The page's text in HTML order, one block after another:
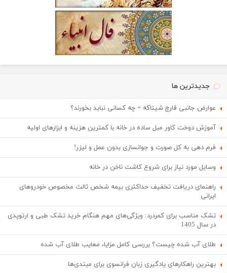
جدیدترین ها
عوارض جانبی قارچ شیتاکه + چه کسانی نباید بخورند؟
آموزش دوخت کاور مبل ساده در خانه با کمترین هزینه و ابزارهای اولیه
فرم دهی به کل صورت و جوانسازی بدون عمل و لیزر!
وسایل مورد نیاز برای شروع کاشت ناخن در خانه
راهنمای دریافت تخفیف حداکثری بیمه شخص ثالث مخصوص خودروهای
ایرانی
تشک مناسب برای کمردرد: ویژگی‌های مهم هنگام خرید تشک طبی و ارتوپدی
در سال 1405
طلای آب شده چیست؟ بررسی کامل مزایا، معایب طلای آب شده
بهترین راهکارهای یادگیری زبان فرانسوی برای مبتدی‌ها